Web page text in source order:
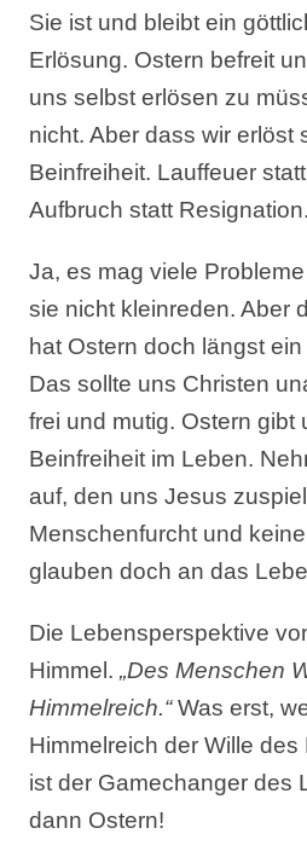
Sie ist und bleibt ein
Erlösung. Ostern befreit
uns selbst erlösen zu
nicht. Aber dass wir erlöst
Beinfreiheit. Lauffeuer
Aufbruch statt Resignation.
Ja, es mag viele
sie nicht kleinreden. Aber
hat Ostern doch längst
Das sollte uns Christen
frei und mutig. Ostern gibt
Beinfreiheit im Leben.
auf, den uns Jesus
Menschenfurcht und
glauben doch an das
Die Lebensperspektive
Himmel.„Des Menschen
Himmelreich.“Was erst,
Himmelreich der Wille
ist der Gamechanger des
dann Ostern!